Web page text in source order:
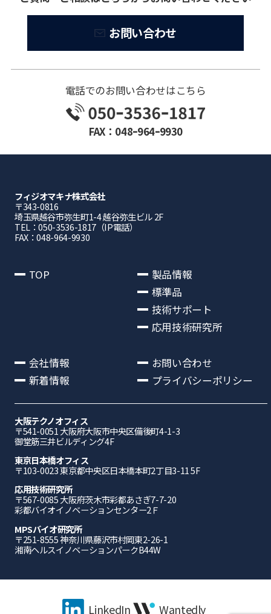
お問い合わせ
電話でのお問い合わせはこちら
FAX：048ｰ964ｰ9930
フィジオマキナ株式会社
〒343-0816
埼⽟県越⾕市弥⽣町1-4 越⾕弥⽣ビル 2F
TEL：050-3536-1817（IP電話）
FAX：048-964-9930
TOP
製品情報
標準品
技術サポート
応用技術研究所
会社情報
新着情報
お問い合わせ
プライバシーポリシー
大阪テクノオフィス
〒541-0051 ⼤阪府⼤阪市中央区備後町4-1-3
御堂筋三井ビルディング4F
東京日本橋オフィス
〒103-0023 東京都中央区日本橋本町2丁目3-11 5F
応⽤技術研究所
〒567-0085 ⼤阪府茨⽊市彩都あさぎ7-7-20
彩都バイオイノベーションセンター2Ｆ
MPSバイオ研究所
〒251-8555 神奈川県藤沢市村岡東2-26-1
湘南ヘルスイノベーションパークB44W
LinkedIn Wantedly